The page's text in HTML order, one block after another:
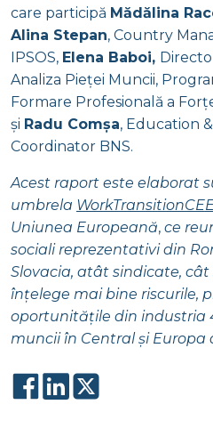
care participă Mădălina
Alina Stepan, Country
IPSOS, Elena Baboi,
Analiza Pieţei Muncii,
Formare Profesională a
și Radu Comșa, Education
Coordinator BNS.
Acest raport este elaborat
umbrela
Uniunea Europeană, ce
sociali reprezentativi din
Slovacia, atât sindicate,
înțelege mai bine riscurile,
oportunitățile din industria
muncii în Central și Europa